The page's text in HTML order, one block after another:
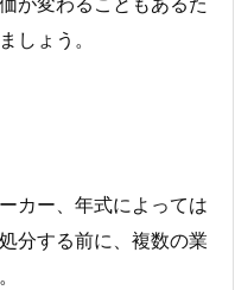
しょう。
カー、年式によっては
分する前に、複数の業